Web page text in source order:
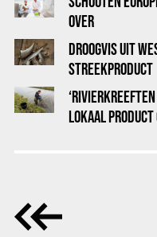
OVER
DROOGVIS UIT
STREEKPRODUCT
LOKAAL